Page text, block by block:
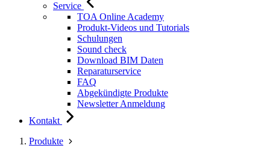
Service
TOA Online Academy
Produkt-Videos und Tutorials
Schulungen
Sound check
Download BIM Daten
Reparaturservice
FAQ
Abgekündigte Produkte
Newsletter Anmeldung
Kontakt
Produkte